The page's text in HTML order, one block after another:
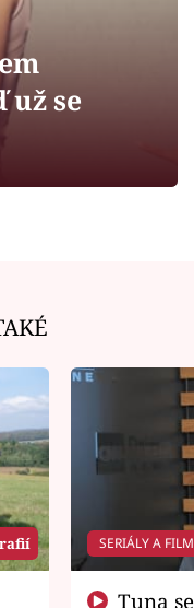
už se
SERIÁLY A